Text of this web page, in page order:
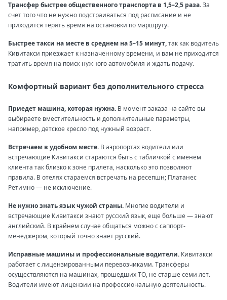
Трансфер быстрее общественного транспорта в 1,5–2,5 раза.За
счет того что не нужно подстраиваться под расписание и не
приходится терять время на остановки по маршруту.
Быстрее такси на месте в среднем на 5–15 минут,так как водитель
Кивитакси приезжает к назначенному времени, и вам не приходится
тратить время на поиск нужного автомобиля и ждать подачу.
Комфортный вариант без дополнительного стресса
Приедет машина, которая нужна. В момент заказа на сайте вы
выбираете вместительность и дополнительные параметры,
например, детское кресло под нужный возраст.
Встречаем в удобном месте. В аэропортах водители или
встречающие Кивитакси стараются быть с табличкой с именем
клиента так близко к зоне прилета, насколько это позволяют
правила. В отелях стараемся встречать на ресепшн; Платанес
Ретимно — не исключение.
Не нужно знать язык чужой страны. Многие водители и
встречающие Кивитакси знают русский язык, еще больше — знают
английский. В крайнем случае общаться можно с саппорт-
менеджером, который точно знает русский.
Исправные машины и профессиональные водители. Кивитакси
работает с лицензированными перевозчиками. Трансферы
осуществляются на машинах, прошедших ТО, не старше семи лет.
Водители имеют лицензии на профессиональную деятельность.